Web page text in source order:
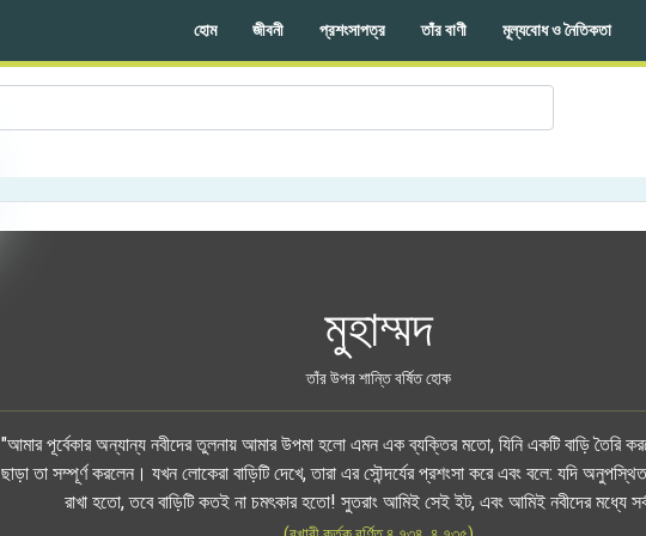
হোম জীবনী প্রশংসাপত্র তাঁর বাণী মূল্যবোধ ও নৈতিকতা
মুহাম্মদ
তাঁর উপর শান্তি বর্ষিত হোক
"আমার পূর্বেকার অন্যান্য নবীদের তুলনায় আমার উপমা হলো এমন এক ব্যক্তির মতো, যিনি একটি বাড়ি তৈরি
ছাড়া তা সম্পূর্ণ করলেন। যখন লোকেরা বাড়িটি দেখে, তারা এর সৌন্দর্যের প্রশংসা করে এবং বলে: যদি
রাখা হতো, তবে বাড়িটি কতই না চমৎকার হতো! সুতরাং আমিই সেই ইট, এবং আমিই নবীদের মধ্যে